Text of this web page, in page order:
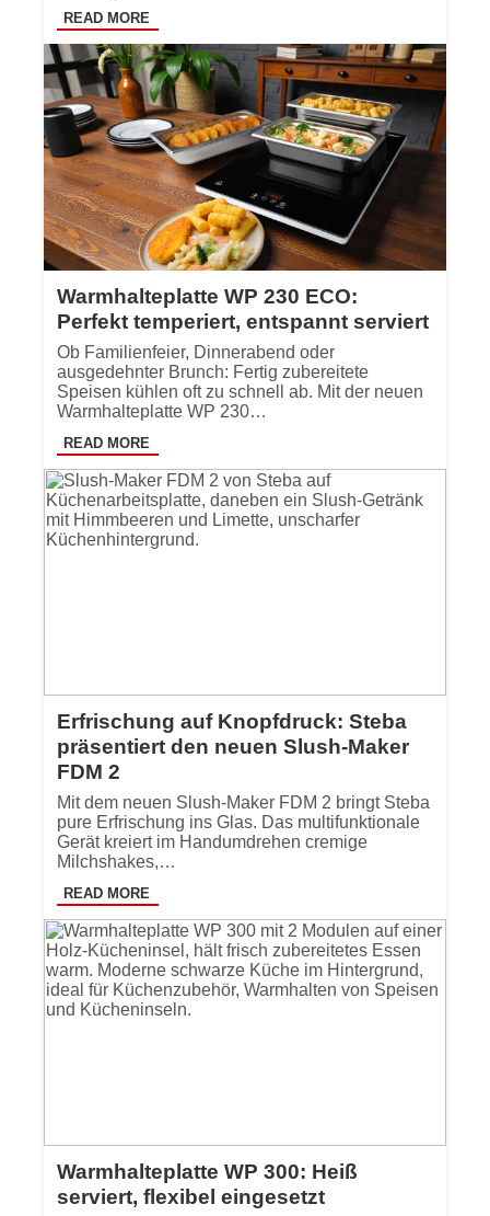
READ MORE
Warmhalteplatte WP 230 ECO:
Perfekt temperiert, entspannt serviert
Ob Familienfeier, Dinnerabend oder
ausgedehnter Brunch: Fertig zubereitete
Speisen kühlen oft zu schnell ab. Mit der neuen
Warmhalteplatte WP 230…
READ MORE
Erfrischung auf Knopfdruck: Steba
präsentiert den neuen Slush-Maker
FDM 2
Mit dem neuen Slush-Maker FDM 2 bringt Steba
pure Erfrischung ins Glas. Das multifunktionale
Gerät kreiert im Handumdrehen cremige
Milchshakes,…
READ MORE
Warmhalteplatte WP 300: Heiß
serviert, flexibel eingesetzt